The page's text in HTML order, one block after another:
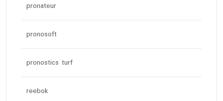
pronateur
pronosoft
pronostics turf
reebok